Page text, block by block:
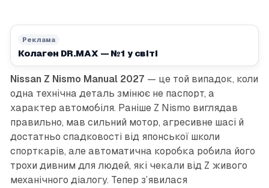
Реклама
Колаген DR.MAX — №1 у світі
Nissan Z Nismo Manual 2027 — це той випадок, коли
одна технічна деталь змінює не паспорт, а
характер автомобіля. Раніше Z Nismo виглядав
правильно, мав сильний мотор, агресивне шасі й
достатньо спадковості від японської школи
спорткарів, але автоматична коробка робила його
трохи дивним для людей, які чекали від Z живого
механічного діалогу. Тепер з’явилася